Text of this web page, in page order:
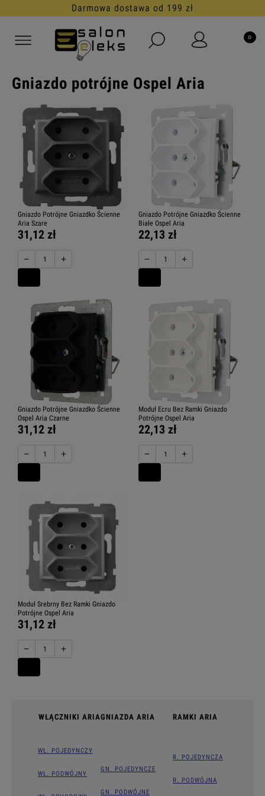
Darmowa dostawa od 199 zł
Gniazdo potrójne Ospel Aria
Gniazdo Potrójne Gniazdko Ścienne
Aria Szare
31,12 zł
− +
Gniazdo Potrójne Gniazdko Ścienne
Białe Ospel Aria
22,13 zł
− +
Gniazdo Potrójne Gniazdko Ścienne
Ospel Aria Czarne
31,12 zł
− +
Moduł Ecru Bez Ramki Gniazdo
Potrójne Ospel Aria
22,13 zł
− +
Moduł Srebrny Bez Ramki Gniazdo
Potrójne Ospel Aria
31,12 zł
− +
WŁĄCZNIKI ARIAGNIAZDA ARIA RAMKI ARIA
WŁ. POJEDYNCZY
WŁ. PODWÓJNY
GN. POJEDYNCZE
GN. PODWÓJNE
R. POJEDYNCZA
R. PODWÓJNA